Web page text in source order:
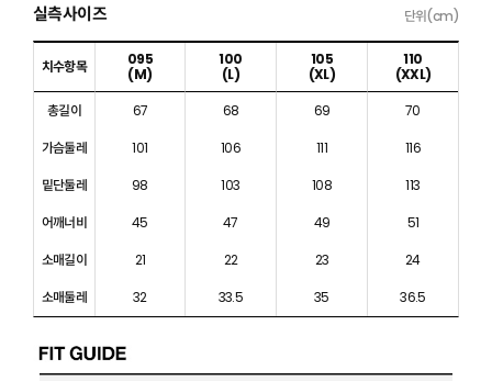
실측사이즈 단위(cm)
치수항목
095
(M)
100
(L)
105
(XL)
110
(XXL)
총길이
67 68 69
70
가슴둘레
101 106 111
116
밑단둘레
98 103 108
113
어깨너비
45 47 49
51
소매길이
21 22 23
24
소매둘레
32 33.5 35 36.5